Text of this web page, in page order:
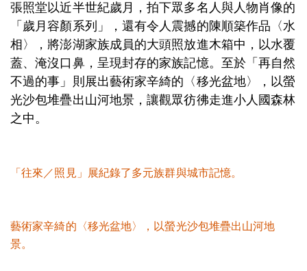
張照堂以近半世紀歲月，拍下眾多名人與人物肖像的
「歲月容顏系列」，還有令人震撼的陳順築作品〈水
相〉，將澎湖家族成員的大頭照放進木箱中，以水覆
蓋、淹沒口鼻，呈現封存的家族記憶。至於「再自然
不過的事」則展出藝術家辛綺的〈移光盆地〉，以螢
光沙包堆疊出山河地景，讓觀眾彷彿走進小人國森林
之中。
「往來／照見」展紀錄了多元族群與城市記憶。
藝術家辛綺的〈移光盆地〉，以螢光沙包堆疊出山河地
景。